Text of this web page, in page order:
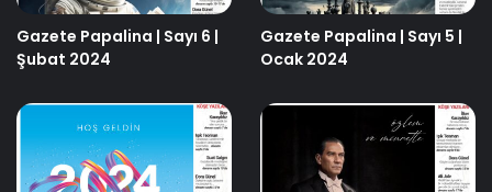
Gazete Papalina | Sayı 6 |
Şubat 2024
Gazete Papalina | Sayı 5 |
Ocak 2024